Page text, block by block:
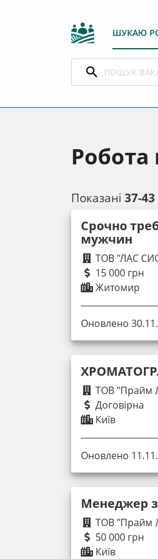
ШУКАЮ
Робота
Показані 37-43
Срочно
мужчин
ТОВ "ЛАС
15 000 грн
Житомир
Оновлено
ТОВ "Прайм
Договірна
Київ
Оновлено
Менеджер з
ТОВ "Прайм
50 000 грн
Київ